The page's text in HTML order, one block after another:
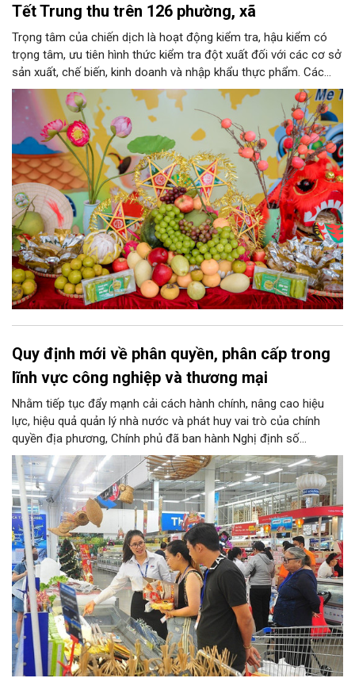
Tết Trung thu trên 126 phường, xã
Trọng tâm của chiến dịch là hoạt động kiểm tra, hậu kiểm có
trọng tâm, ưu tiên hình thức kiểm tra đột xuất đối với các cơ sở
sản xuất, chế biến, kinh doanh và nhập khẩu thực phẩm. Các
nhóm mặt hàng tiêu thụ mạnh như bánh Trung thu, bánh mứt
kẹo, rượu, bia, nước giải khát, phụ gia thực phẩm...
Quy định mới về phân quyền, phân cấp trong
lĩnh vực công nghiệp và thương mại
Nhằm tiếp tục đẩy mạnh cải cách hành chính, nâng cao hiệu
lực, hiệu quả quản lý nhà nước và phát huy vai trò của chính
quyền địa phương, Chính phủ đã ban hành Nghị định số
146/2025/NĐ-CP ngày 12/6/2025 quy định về phân quyền, phân
cấp trong lĩnh vực công nghiệp và thương mại. Trong đó, lĩnh
vực bảo vệ quyền lợi người tiêu dùng có nhiều nội dung quan
trọng được phân cấp cho địa phương, góp phần đưa hoạt động
hỗ trợ người tiêu dùng đến gần người dân hơn.